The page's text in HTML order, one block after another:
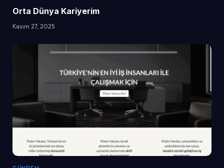
Orta Dünya Kariyerim
Kasım 27, 2025